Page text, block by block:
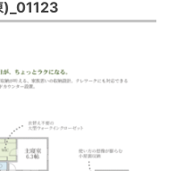
)_01123